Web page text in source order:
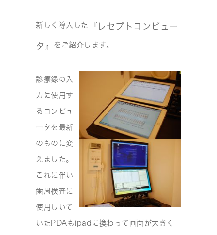
新しく導入した 『レセプトコンピュー
タ』 をご紹介します。
診療録の入
力に使用す
るコンピュ
ータを最新
のものに変
えました。
これに伴い
歯周検査に
使用しいて
いたPDAもipadに換わって画面が大きく